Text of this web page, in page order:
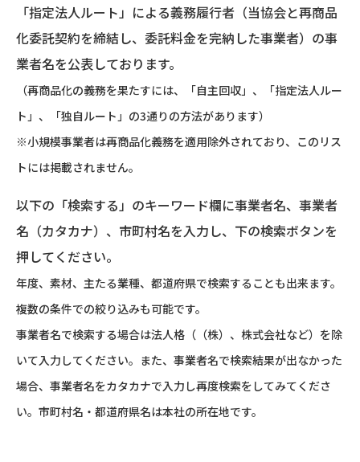
「指定法人ルート」による義務履行者（当協会と再商品
化委託契約を締結し、委託料金を完納した事業者）の事
業者名を公表しております。
（再商品化の義務を果たすには、「自主回収」、「指定法人ルー
ト」、「独自ルート」の3通りの方法があります）
※小規模事業者は再商品化義務を適用除外されており、このリス
トには掲載されません。
以下の「検索する」のキーワード欄に事業者名、事業者
名（カタカナ）、市町村名を入力し、下の検索ボタンを
押してください。
年度、素材、主たる業種、都道府県で検索することも出来ます。
複数の条件での絞り込みも可能です。
事業者名で検索する場合は法人格（（株）、株式会社など）を除
いて入力してください。また、事業者名で検索結果が出なかった
場合、事業者名をカタカナで入力し再度検索をしてみてくださ
い。市町村名・都道府県名は本社の所在地です。